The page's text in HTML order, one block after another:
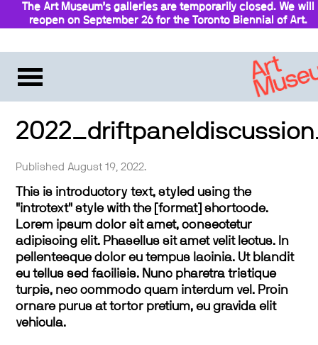
The Art Museum’s galleries are temporarily closed. We will
reopen on September 26 for the Toronto Biennial of Art.
Published August 19, 2022.
This is introductory text, styled using the
"introtext" style with the [format] shortcode.
Lorem ipsum dolor sit amet, consectetur
adipiscing elit. Phasellus sit amet velit lectus. In
pellentesque dolor eu tempus lacinia. Ut blandit
eu tellus sed facilisis. Nunc pharetra tristique
turpis, nec commodo quam interdum vel. Proin
ornare purus at tortor pretium, eu gravida elit
vehicula.